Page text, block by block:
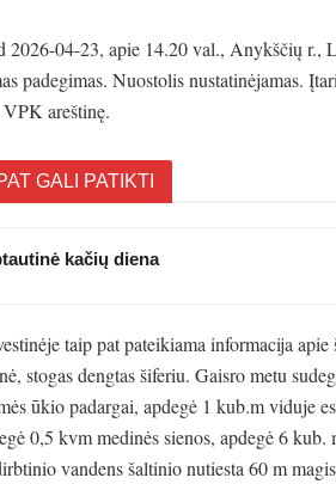
2026-04-23, apie 14.20 val., Anykščių r.,
padegimas. Nuostolis nustatinėjamas.
VPK areštinę.
GALI PATIKTI
kačių diena
taip pat pateikiama informacija
stogas dengtas šiferiu. Gaisro metu
ūkio padargai, apdegė 1 kub.m viduje
0,5 kvm medinės sienos, apdegė 6
vandens šaltinio nutiesta 60 m